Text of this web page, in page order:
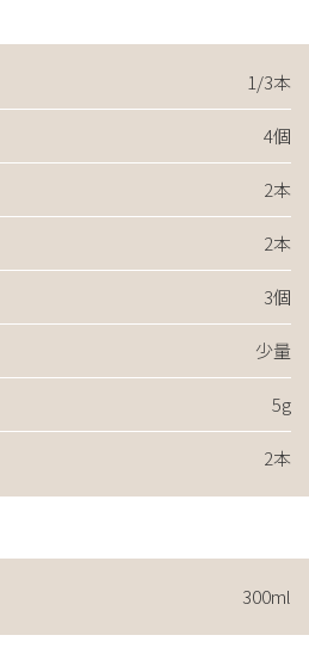
1/3本
4個
2本
2本
3個
少量
5g
2本
300ml